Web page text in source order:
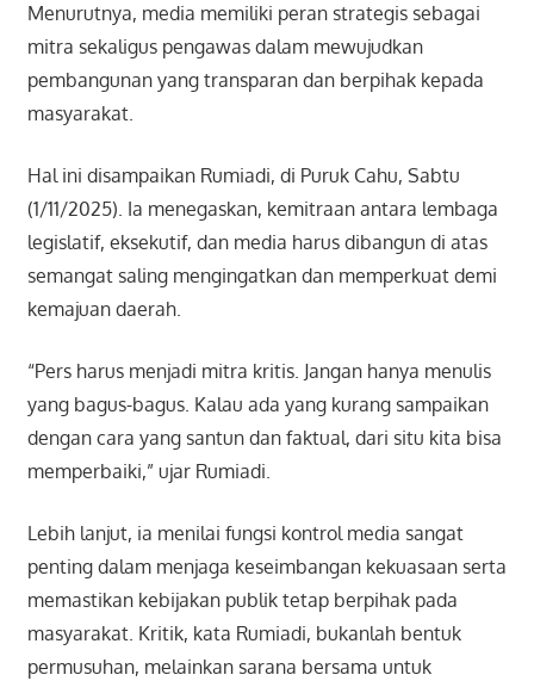
Menurutnya, media memiliki peran strategis sebagai
mitra sekaligus pengawas dalam mewujudkan
pembangunan yang transparan dan berpihak kepada
masyarakat.
Hal ini disampaikan Rumiadi, di Puruk Cahu, Sabtu
(1/11/2025). Ia menegaskan, kemitraan antara lembaga
legislatif, eksekutif, dan media harus dibangun di atas
semangat saling mengingatkan dan memperkuat demi
kemajuan daerah.
“Pers harus menjadi mitra kritis. Jangan hanya menulis
yang bagus-bagus. Kalau ada yang kurang sampaikan
dengan cara yang santun dan faktual, dari situ kita bisa
memperbaiki,” ujar Rumiadi.
Lebih lanjut, ia menilai fungsi kontrol media sangat
penting dalam menjaga keseimbangan kekuasaan serta
memastikan kebijakan publik tetap berpihak pada
masyarakat. Kritik, kata Rumiadi, bukanlah bentuk
permusuhan, melainkan sarana bersama untuk